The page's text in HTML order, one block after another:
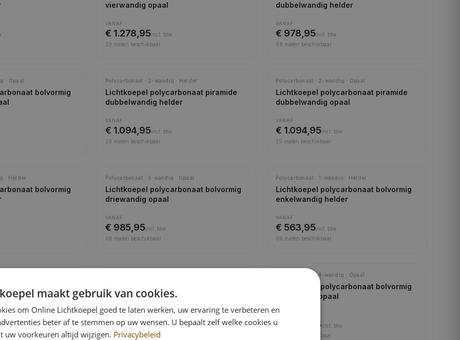
vierwandig opaal
VANAF
€ 1.278,95incl.
btw
19 maten beschikbaar
dubbelwandig helder
VANAF
€ 978,95incl.
btw
68 maten beschikbaar
· Opaal
bolvormig
Polycarbonaat · 2-wandig · Helder
Lichtkoepel polycarbonaat piramide
dubbelwandig helder
VANAF
€ 1.094,95incl.
btw
19 maten beschikbaar
Polycarbonaat · 2-wandig · Opaal
Lichtkoepel polycarbonaat piramide
dubbelwandig opaal
VANAF
€ 1.094,95incl.
btw
19 maten beschikbaar
· Helder
bolvormig
Polycarbonaat · 3-wandig · Opaal
Lichtkoepel polycarbonaat bolvormig
driewandig opaal
VANAF
€ 985,95incl.
btw
68 maten beschikbaar
Polycarbonaat · 1-wandig · Helder
Lichtkoepel polycarbonaat bolvormig
enkelwandig helder
VANAF
€ 563,95incl.
btw
68 maten beschikbaar
vierwandig helder
VANAF
€ 1.200,95incl.btw
68 maten beschikbaar
Polycarbonaat · 4-wandig · Opaal
Lichtkoepel polycarbonaat bolvormig
vierwandig opaal
VANAF
€ 1.200,95incl.
btw
maten beschikbaar
maakt gebruik van cookies.
om Online Lichtkoepel goed te laten werken, uw ervaring te verbeteren en
beter af te stemmen op uw wensen. U bepaalt zelf welke cookies u
uw voorkeuren altijd wijzigen. Privacybeleid